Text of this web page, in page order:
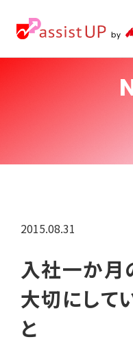
Recruit
求職者の方へ
News
ニュース・ブログ
入社一か月
大切にして
と
2015.08.31